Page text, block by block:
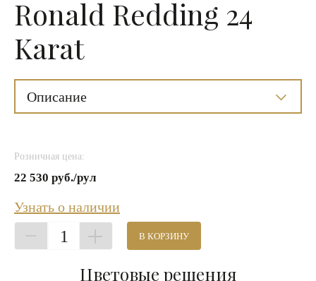
Ronald Redding 24
Karat
Описание
Розничная цена:
22 530 руб./рул
Узнать о наличии
1 В КОРЗИНУ
Цветовые решения